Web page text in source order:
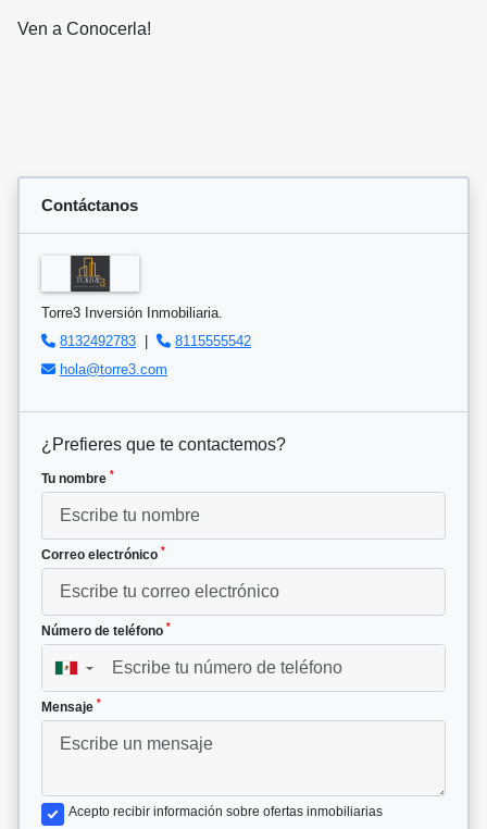
Ven a Conocerla!
Contáctanos
Torre3 Inversión Inmobiliaria.
8132492783 |
8115555542
hola@torre3.com
¿Prefieres que te contactemos?
Tu nombre *
Correo electrónico *
Número de teléfono *
▼
Mensaje *
Acepto recibir información sobre ofertas inmobiliarias